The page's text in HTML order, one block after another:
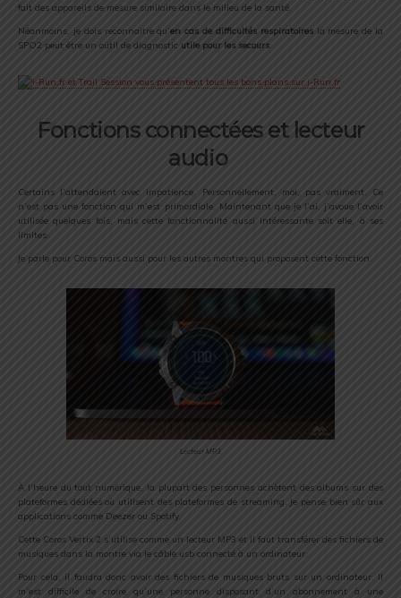
fait des appareils de mesure similaire dans le milieu de la santé.
Néanmoins, je dois reconnaitre qu’en cas de difficultés respiratoiresla mesure de la
SPO2 peut être un outil de diagnostic utile pour les secours.
Fonctions connectées et lecteur
audio
Certains l’attendaient avec impatience. Personnellement, moi, pas vraiment. Ce
n’est pas une fonction qui m’est primordiale. Maintenant que je l’ai, j’avoue l’avoir
utilisée quelques fois, mais cette fonctionnalité aussi intéressante soit elle, à ses
limites.
Je parle pour Coros mais aussi pour les autres montres qui proposent cette fonction.
Lecteur MP3
À l’heure du tout numérique, la plupart des personnes achètent des albums sur des
plateformes dédiées où utilisent des plateformes de streaming. Je pense bien sûr aux
applications comme Deezer ou Spotify.
Cette Coros Vertix 2 s’utilise comme un lecteur MP3 et il faut transférer des fichiers de
musiques dans la montre via le câble usb connecté à un ordinateur.
Pour cela, il faudra donc avoir des fichiers de musiques bruts sur un ordinateur. Il
m’est difficile de croire qu’une personne disposant d’un abonnement à une